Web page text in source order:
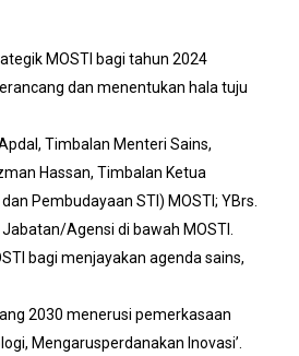
MOSTI bagi tahun 2024
dan menentukan hala tuju
Timbalan Menteri Sains,
Hassan, Timbalan Ketua
Pembudayaan STI) MOSTI; YBrs.
Agensi di bawah MOSTI.
bagi menjayakan agenda sains,
2030 menerusi pemerkasaan
Mengarusperdanakan Inovasi’.